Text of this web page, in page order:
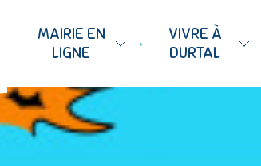
MAIRIE EN
LIGNE
•
VIVRE À
DURTAL